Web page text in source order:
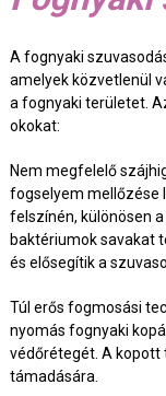
A fognyaki
amelyek közvetlenül
a fognyaki területet.
okokat:
Nem megfelelő
fogselyem mellőzése
felszínén, különösen
baktériumok savakat
és elősegítik a
Túl erős fogmosási
nyomás fognyaki
védőrétegét. A kopott
támadására.